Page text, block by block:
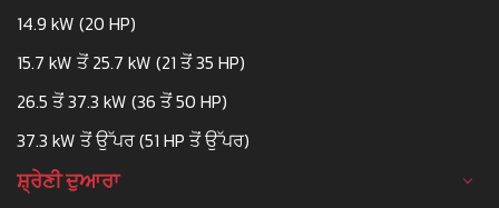
14.9 kW (20 HP)
15.7 kW ਤੋਂ 25.7 kW (21 ਤੋਂ 35 HP)
26.5 ਤੋਂ 37.3 kW (36 ਤੋਂ 50 HP)
37.3 kW ਤੋਂ ਉੱਪਰ (51 HP ਤੋਂ ਉੱਪਰ)
ਸ਼੍ਰੇਣੀ ਦੁਆਰਾ